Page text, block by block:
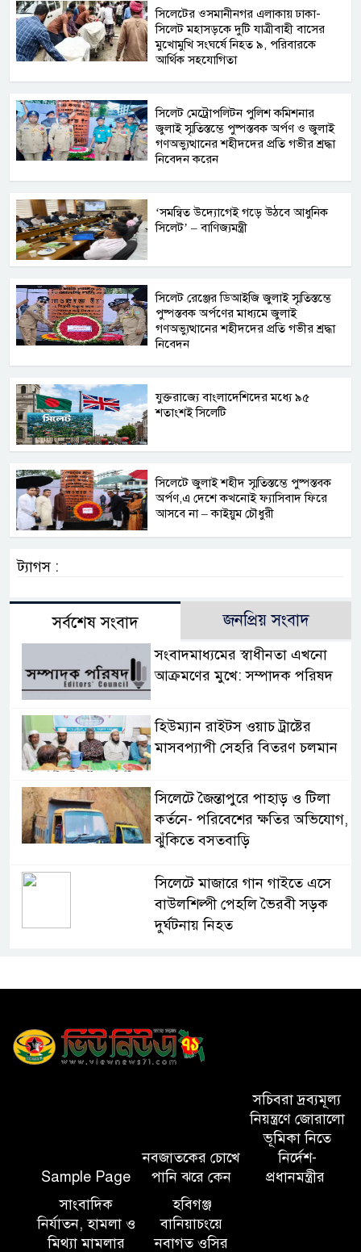
সিলেটের ওসমানীনগর এলাকায় ঢাকা-
সিলেট মহাসড়কে দুটি যাত্রীবাহী বাসের
মুখোমুখি সংঘর্ষে নিহত ৯, পরিবারকে
আর্থিক সহযোগিতা
সিলেট মেট্রোপলিটন পুলিশ কমিশনার
জুলাই স্মৃতিস্তম্ভে পুষ্পস্তবক অর্পণ ও জুলাই
গণঅভ্যুত্থানের শহীদদের প্রতি গভীর শ্রদ্ধা
নিবেদন করেন
‘সমন্বিত উদ্যোগেই গড়ে উঠবে আধুনিক
সিলেট’ – বাণিজ্যমন্ত্রী
সিলেট রেঞ্জের ডিআইজি জুলাই স্মৃতিস্তম্ভে
পুষ্পস্তবক অর্পণের মাধ্যমে জুলাই
গণঅভ্যুত্থানের শহীদদের প্রতি গভীর শ্রদ্ধা
নিবেদন
যুক্তরাজ্যে বাংলাদেশিদের মধ্যে ৯৫
শতাংশই সিলেটি
সিলেটে জুলাই শহীদ স্মৃতিস্তম্ভে পুষ্পস্তবক
অর্পণ,এ দেশে কখনোই ফ্যাসিবাদ ফিরে
আসবে না – কাইয়ুম চৌধুরী
ট্যাগস :
সর্বশেষ সংবাদ জনপ্রিয় সংবাদ
সংবাদমাধ্যমের স্বাধীনতা এখনো
আক্রমণের মুখে: সম্পাদক পরিষদ
হিউম্যান রাইটস ওয়াচ ট্রাষ্টের
মাসবপ্যাপী সেহরি বিতরণ চলমান
সিলেটে জৈন্তাপুরে পাহাড় ও টিলা
কর্তনে- পরিবেশের ক্ষতির অভিযোগ,
ঝুঁকিতে বসতবাড়ি
সিলেটে মাজারে গান গাইতে এসে
বাউলশিল্পী পেহলি ভৈরবী সড়ক
দুর্ঘটনায় নিহত
ঢাকা-সিলেট মহাসড়কে দুটি
নিহত ৯, পরিবারকে আর্থিক সহযোগিতা
‘জাতীয় প্রবাসী দিবস’ উদযাপনের
লক্ষ্যে আন্তঃমন্ত্রণালয় সভা অনুষ্ঠিত
সিলেট ইসলামিক ফাউন্ডেশনে
জুলাই গণঅভ্যুত্থান দিবস ২০২৬
উপলক্ষ্যে আলোচনা সভা ও দু’আ
মাহফিল
Sample Page
নবজাতকের চোখে
পানি ঝরে কেন
সচিবরা দ্রব্যমূল্য
নিয়ন্ত্রণে জোরালো
ভূমিকা নিতে
নির্দেশ-
প্রধানমন্ত্রীর
সাংবাদিক
নির্যাতন, হামলা ও
মিথ্যা মামলার
হবিগঞ্জ
বানিয়াচংয়ে
নবাগত ওসির